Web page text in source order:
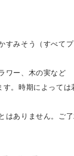
すみそう（すべて
ワー、木の実など
。時期によっては
ありません。ご了